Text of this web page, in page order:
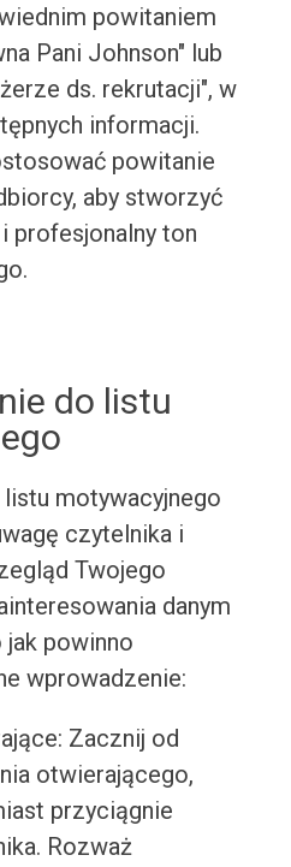
powitaniem
Pani Johnson" lub
ds. rekrutacji", w
informacji.
powitanie
aby stworzyć
profesjonalny ton
do listu
motywacyjnego
czytelnika i
Twojego
danym
powinno
wprowadzenie:
Zacznij od
otwierającego,
przyciągnie
Rozważ